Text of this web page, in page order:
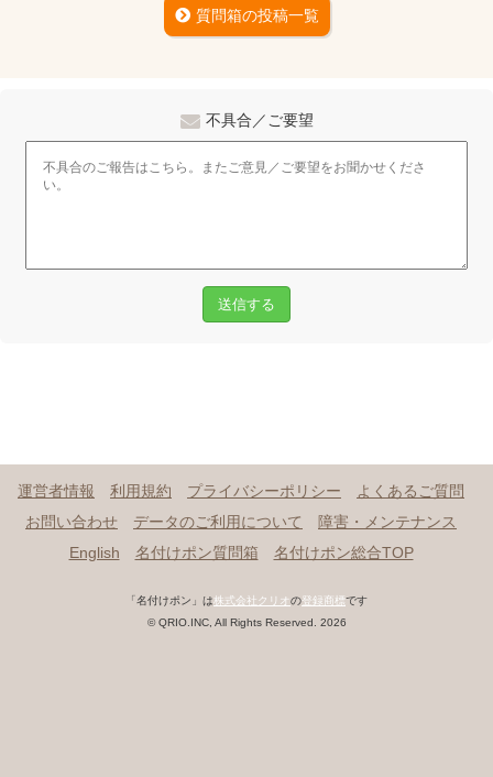
質問箱の投稿一覧
不具合／ご要望
送信する
運営者情報 利用規約 プライバシーポリシー
よくあるご質問
お問い合わせ
データのご利用について
障害・メンテナンス
English
名付けポン質問箱 名付けポン総合TOP
「名付けポン」は株式会社クリオの登録商標です
© QRIO.INC, All Rights Reserved. 2026